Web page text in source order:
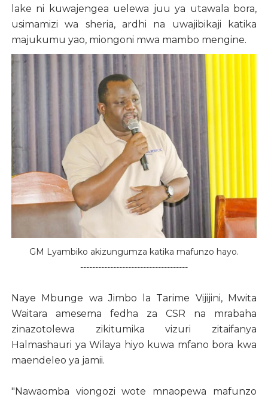
lake ni kuwajengea uelewa juu ya utawala bora,
usimamizi wa sheria, ardhi na uwajibikaji katika
majukumu yao, miongoni mwa mambo mengine.
GM Lyambiko akizungumza katika mafunzo hayo.
------------------------------------
Naye Mbunge wa Jimbo la Tarime Vijijini, Mwita
Waitara amesema fedha za CSR na mrabaha
zinazotolewa zikitumika vizuri zitaifanya
Halmashauri ya Wilaya hiyo kuwa mfano bora kwa
maendeleo ya jamii.
"Nawaomba viongozi wote mnaopewa mafunzo